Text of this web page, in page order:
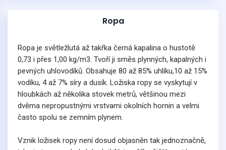
Ropa
Ropa je světležlutá až takřka černá kapalina o hustotě
0,73 i přes 1,00 kg/m3. Tvoří ji směs plynných, kapalných i
pevných uhlovodíků. Obsahuje 80 až 85% uhlíku,10 až 15%
vodíku, 4 až 7% síry a dusík. Ložiska ropy se vyskytují v
hloubkách až několika stovek metrů, většinou mezi
dvěma nepropustnými vrstvami okolních hornin a velmi
často spolu se zemním plynem.
Vznik ložisek ropy není dosud objasněn tak jednoznačně,